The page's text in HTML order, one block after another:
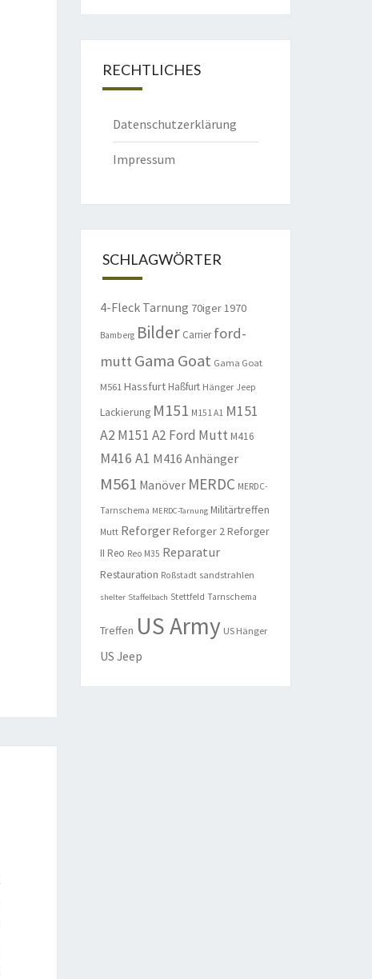
RECHTLICHES
Datenschutzerklärung
Impressum
SCHLAGWÖRTER
4-Fleck Tarnung 70iger1970
Bamberg Bilder Carrier ford-
mutt Gama Goat Gama Goat
M561 Hassfurt Haßfurt Hänger Jeep
Lackierung M151 M151 A1 M151
A2 M151 A2 Ford Mutt M416
M416 A1 M416 Anhänger
M561 Manöver MERDC MERDC-
Tarnschema MERDC-Tarnung Militärtreffen
Mutt ReforgerReforger 2Reforger
II Reo Reo M35 Reparatur
Restauration Roßstadt sandstrahlen
shelter Staffelbach Stettfeld Tarnschema
Treffen US Army US Hänger
US Jeep